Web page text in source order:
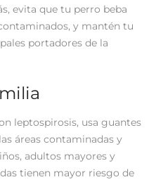
evita que tu perro beba
y mantén tu
portadores de la
leptospirosis, usa guantes
áreas contaminadas y
adultos mayores y
tienen mayor riesgo de